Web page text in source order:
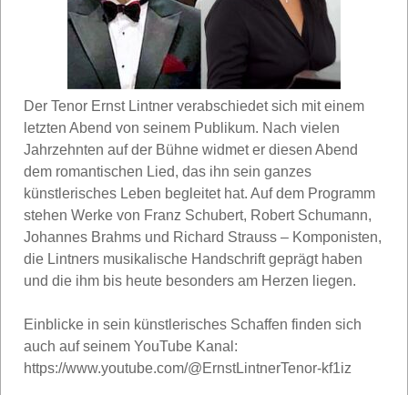
Der Tenor Ernst Lintner verabschiedet sich mit einem
letzten Abend von seinem Publikum. Nach vielen
Jahrzehnten auf der Bühne widmet er diesen Abend
dem romantischen Lied, das ihn sein ganzes
künstlerisches Leben begleitet hat. Auf dem Programm
stehen Werke von Franz Schubert, Robert Schumann,
Johannes Brahms und Richard Strauss – Komponisten,
die Lintners musikalische Handschrift geprägt haben
und die ihm bis heute besonders am Herzen liegen.
Einblicke in sein künstlerisches Schaffen finden sich
auch auf seinem YouTube Kanal:
https://www.youtube.com/@ErnstLintnerTenor-kf1iz